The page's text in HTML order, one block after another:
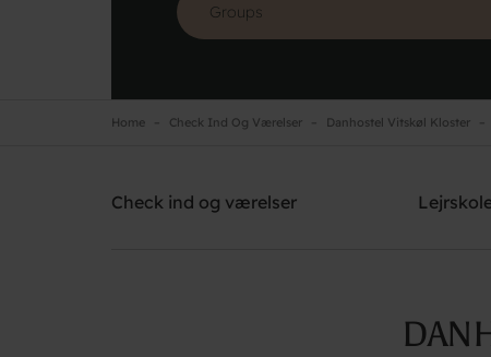
Home Check Ind Og Værelser Danhostel Vitskøl Kloster
Check ind og værelser